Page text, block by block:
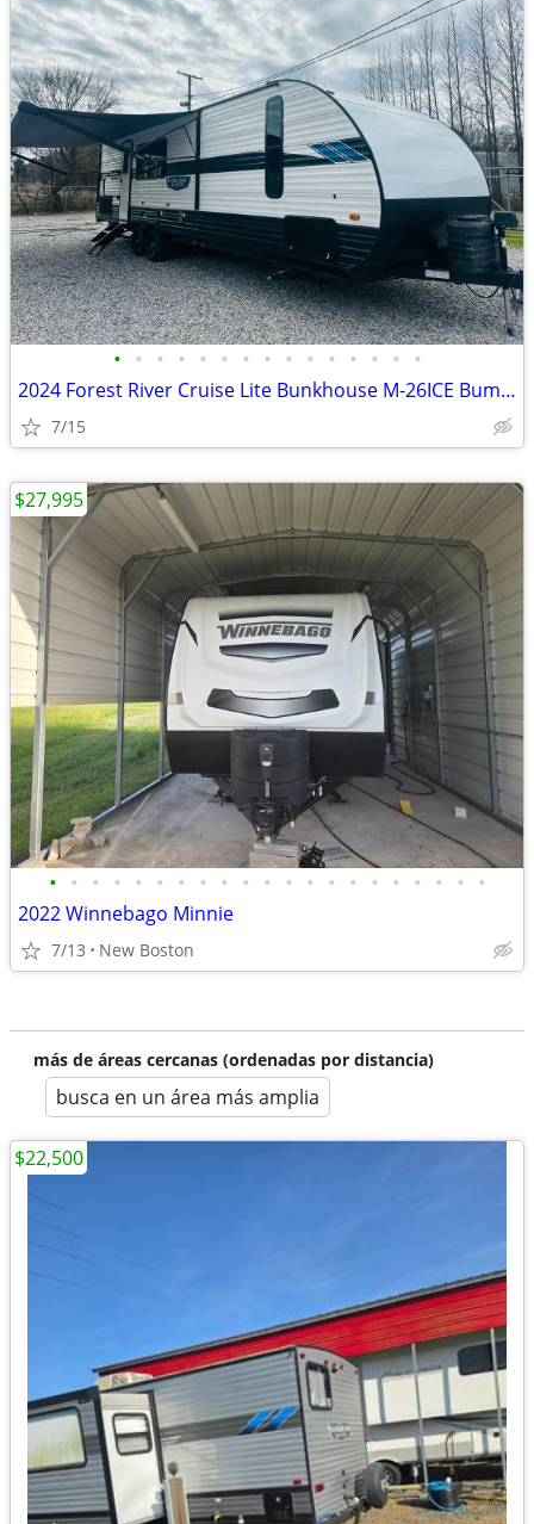
• • • • • • • • • • • • • • •
2024 Forest River Cruise Lite Bunkhouse M-26ICE Bumper Pull RV
7/15
• • • • • • • • • • • • • • • • • • • • •
2022 Winnebago Minnie
7/13 New Boston
$27,995
más de áreas cercanas (ordenadas por distancia)
busca en un área más amplia
$22,500